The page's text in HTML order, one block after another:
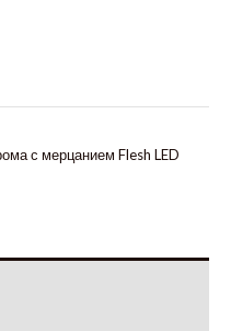
с мерцанием Flesh LED